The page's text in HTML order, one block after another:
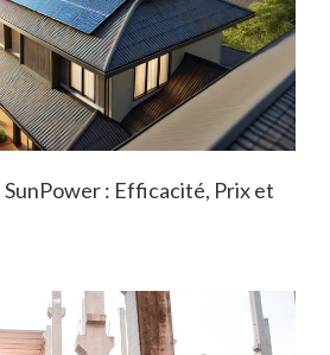
SunPower : Efficacité, Prix et